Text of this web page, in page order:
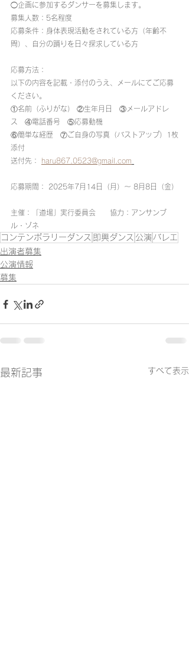
◯企画に参加するダンサーを募集します。
募集人数：5名程度
応募条件：身体表現活動をされている方（年齢不
問）、自分の踊りを日々探求している方
応募方法：
以下の内容を記載・添付のうえ、メールにてご応募
ください。
①名前（ふりがな） ②生年月日　③メールアドレ
ス　④電話番号　⑤応募動機
⑥簡単な経歴　⑦ご自身の写真（バストアップ）1枚
添付
送付先： haru867.0523@gmail.com
応募期間： 2025年7月14日（月）〜 8月8日（金）
主催：「道場」実行委員会　　協力：アンサンブ
ル・ゾネ
コンテンポラリーダンス 即興ダンス 公演 バレエ
出演者募集
公演情報
募集
最新記事 すべて表示